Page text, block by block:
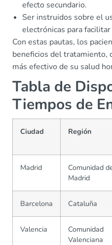
efecto secundario.
Ser instruidos sobre el
electrónicas para
Con estas pautas, los
beneficios del tratamiento,
más efectivo de su salud
Tabla de
Tiempos de
Ciudad Región
Madrid
Comunidad
Madrid
Barcelona Cataluña
Valencia
Comunidad
Valenciana